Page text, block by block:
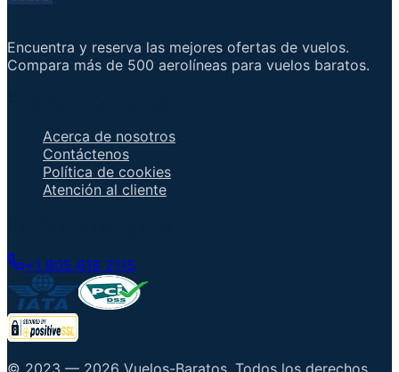
Encuentra y reserva las mejores ofertas de vuelos.
Compara más de 500 aerolíneas para vuelos baratos.
Acerca de nosotros
Contáctenos
Política de cookies
Atención al cliente
+1 805 618 2115
© 2023 — 2026 Vuelos-Baratos Todos los derechos